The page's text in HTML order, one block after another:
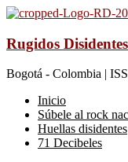
Rugidos Disidentes
Bogotá - Colombia |
Inicio
Súbele al rock
Huellas disidentes
71 Decibeles